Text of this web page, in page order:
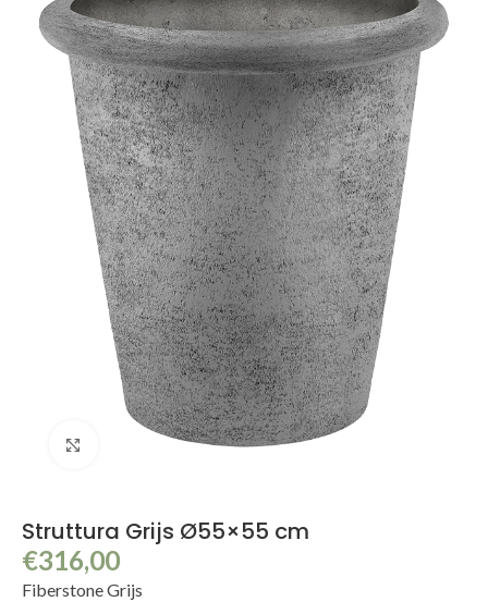
Klik om te vergroten
Struttura Grijs Ø55×55 cm
€316,00
Fiberstone Grijs